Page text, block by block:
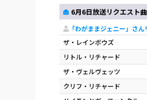
6月6日放送リクエスト曲
「わがままジェニー」さ
ザ・レインボウズ
リトル・リチャード
ザ・ヴェルヴェッツ
クリフ・リチャード